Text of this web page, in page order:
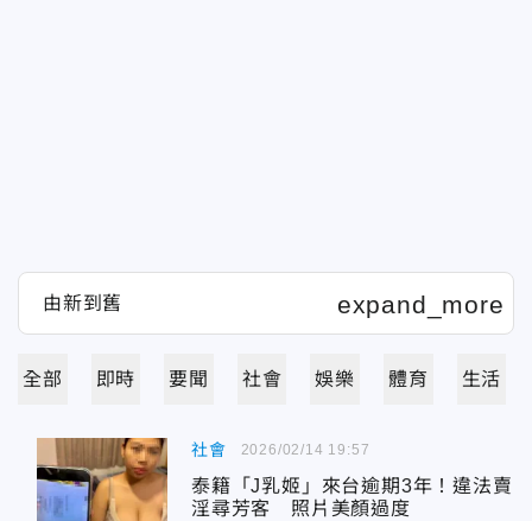
全部 即時 要聞 社會 娛樂 體育 生活
社會
泰籍「J乳姬」來台逾期3年！違法賣
淫尋芳客 照片美顏過度
2026/02/14 19:57